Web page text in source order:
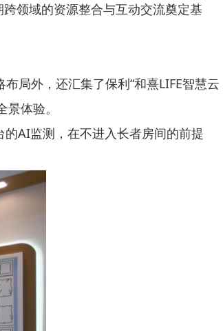
领域的资源整合与互动交流奠定基
局外，还汇集了保利“和熹LIFE智慧云
体验。
的AI监测，在不进入长者房间的前提